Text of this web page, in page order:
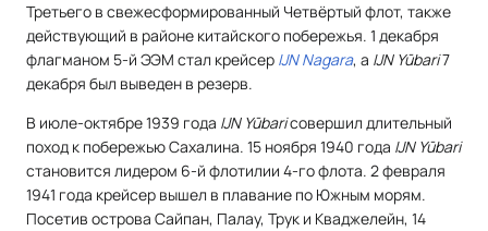
Третьего в свежесформированный Четвёртый флот, также
действующий в районе китайского побережья. 1 декабря
флагманом 5-й ЭЭМ стал крейсер IJN Nagara, а IJN Yūbari7
декабря был выведен в резерв.
В июле-октябре 1939 года IJN Yūbariсовершил длительный
поход к побережью Сахалина. 15 ноября 1940 года IJN Yūbari
становится лидером 6-й флотилии 4-го флота. 2 февраля
1941 года крейсер вышел в плавание по Южным морям.
Посетив острова Сайпан, Палау, Трук и Кваджелейн, 14